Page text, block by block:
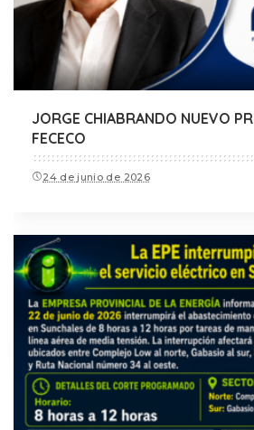
JORGE CHIABRANDO NUEVO
FECECO
24 de junio de 2026